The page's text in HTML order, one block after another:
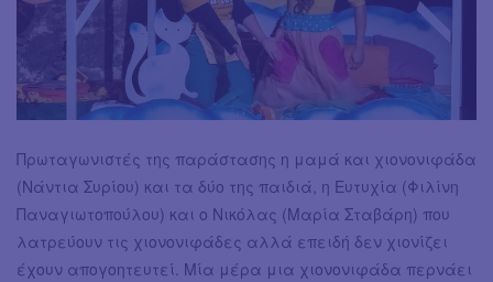
Πρωταγωνιστές της παράστασης η μαμά και χιονονιφάδα
(Νάντια Συρίου) και τα δύο της παιδιά, η Ευτυχία (Φιλίνη
Παναγιωτοπούλου) και ο Νικόλας (Μαρία Σταβάρη) που
λατρεύουν τις χιονονιφάδες αλλά επειδή δεν χιονίζει
έχουν απογοητευτεί. Μία μέρα μια χιονονιφάδα περνάει